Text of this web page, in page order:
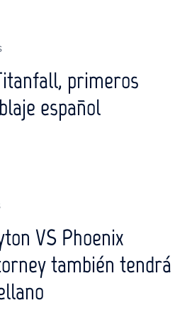
primeros
español
VS Phoenix
también tendrá